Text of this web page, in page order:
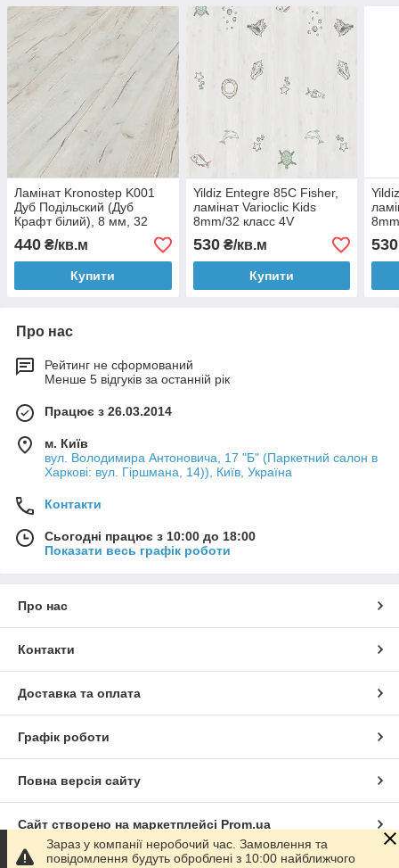
Ламінат Kronostep K001
Дуб Подільский (Дуб
Крафт білий), 8 мм, 32
клас
440 ₴/кв.м
Купити
Yildiz Entegre 85C Fisher,
ламінат Varioclic Kids
8mm/32 класс 4V
530₴/кв.м
Купити
530
Про нас
Рейтинг не сформований
Менше 5 відгуків за останній рік
Працює з 26.03.2014
м. Київ
вул. Володимира Антоновича, 17 "Б" (Паркетний салон в
Харкові: вул. Гіршмана, 14)), Київ, Україна
Контакти
Сьогодні працює з 10:00 до 18:00
Показати весь графік роботи
Про нас
Контакти
Доставка та оплата
Графік роботи
Повна версія сайту
Сайт створено на маркетплейсі Prom.ua
Зараз у компанії неробочий час. Замовлення та
повідомлення будуть оброблені з 10:00 найближчого